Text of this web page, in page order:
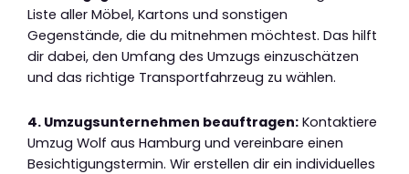
Liste aller Möbel, Kartons und sonstigen
Gegenstände, die du mitnehmen möchtest. Das hilft
dir dabei, den Umfang des Umzugs einzuschätzen
und das richtige Transportfahrzeug zu wählen.
4. Umzugsunternehmen beauftragen: Kontaktiere
Umzug Wolf aus Hamburg und vereinbare einen
Besichtigungstermin. Wir erstellen dir ein individuelles